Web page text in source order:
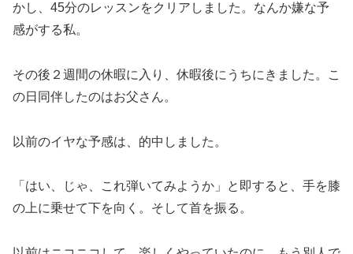
かし、45分のレッスンをクリアしました。なんか嫌な予
感がする私。
その後２週間の休暇に入り、休暇後にうちにきました。こ
の日同伴したのはお父さん。
以前のイヤな予感は、的中しました。
「はい、じゃ、これ弾いてみようか」と即すると、手を膝
の上に乗せて下を向く。そして首を振る。